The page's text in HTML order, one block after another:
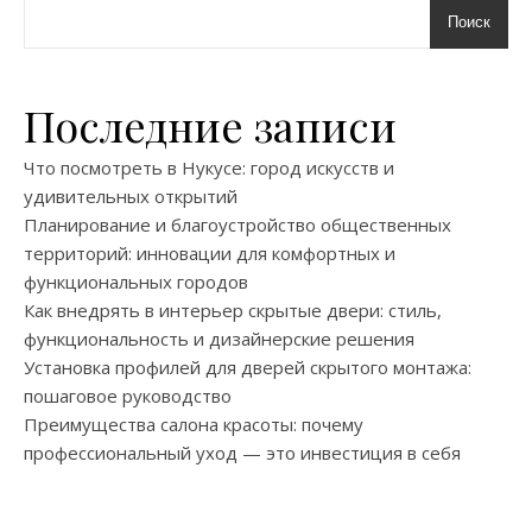
Поиск
Последние записи
Что посмотреть в Нукусе: город искусств и
удивительных открытий
Планирование и благоустройство общественных
территорий: инновации для комфортных и
функциональных городов
Как внедрять в интерьер скрытые двери: стиль,
функциональность и дизайнерские решения
Установка профилей для дверей скрытого монтажа:
пошаговое руководство
Преимущества салона красоты: почему
профессиональный уход — это инвестиция в себя